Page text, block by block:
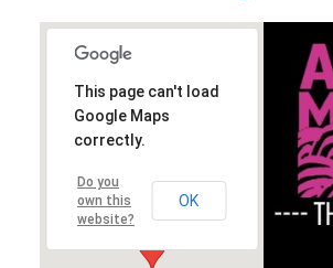
This page can't load
Google Maps
correctly.
Do you
own this
website?
OK